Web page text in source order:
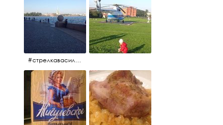
#стрелкавасильевскогоострова #нева #река